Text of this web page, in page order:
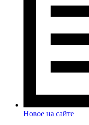
Новое на сайте